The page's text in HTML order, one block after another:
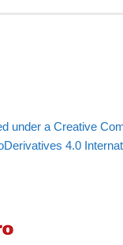
under a Creative
4.0